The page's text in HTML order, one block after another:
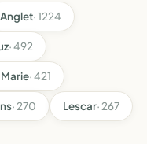
Anglet· 1224
· 492
· 421
· 270 Lescar· 267